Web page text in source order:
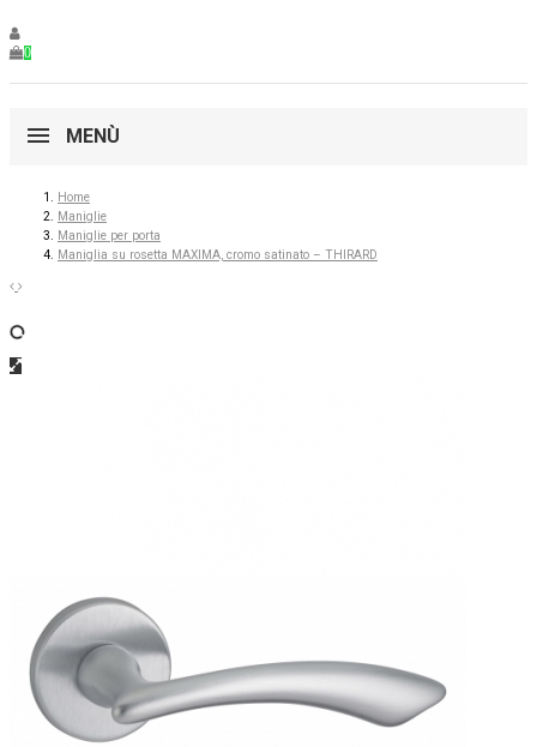
0
MENÙ
Home
Maniglie
Maniglie per porta
Maniglia su rosetta MAXIMA, cromo satinato – THIRARD